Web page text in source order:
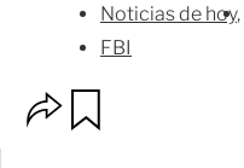
Noticias de hoy
FBI
p